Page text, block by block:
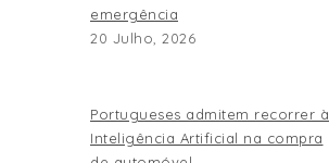
emergência
20 Julho, 2026
Portugueses admitem recorrer à
Inteligência Artificial na compra